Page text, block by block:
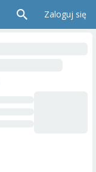
Zaloguj się